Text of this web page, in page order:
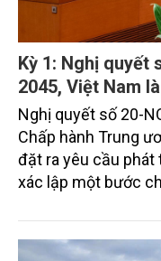
Kỳ 1: Nghị quyết
2045, Việt Nam
Nghị quyết số 20-
Chấp hành Trung
đặt ra yêu cầu phát
xác lập một bước
"phát triển kinh tế
gia biển mạnh".